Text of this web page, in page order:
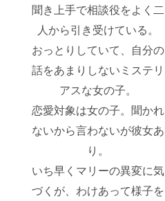
聞き上手で相談役をよく二
人から引き受けている。
おっとりしていて、自分の
話をあまりしないミステリ
アスな女の子。
恋愛対象は女の子。聞かれ
ないから言わないが彼女あ
り。
いち早くマリーの異変に気
づくが、わけあって様子を